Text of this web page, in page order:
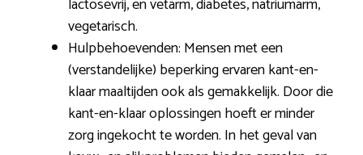
vegetarisch.
Hulpbehoevenden: Mensen met een
(verstandelijke) beperking ervaren kant-en-
klaar maaltijden ook als gemakkelijk. Door die
kant-en-klaar oplossingen hoeft er minder
zorg ingekocht te worden. In het geval van